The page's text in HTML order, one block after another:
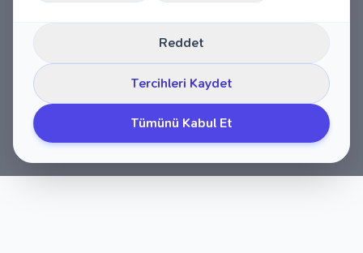
Reddet
Tercihleri Kaydet
Tümünü Kabul Et